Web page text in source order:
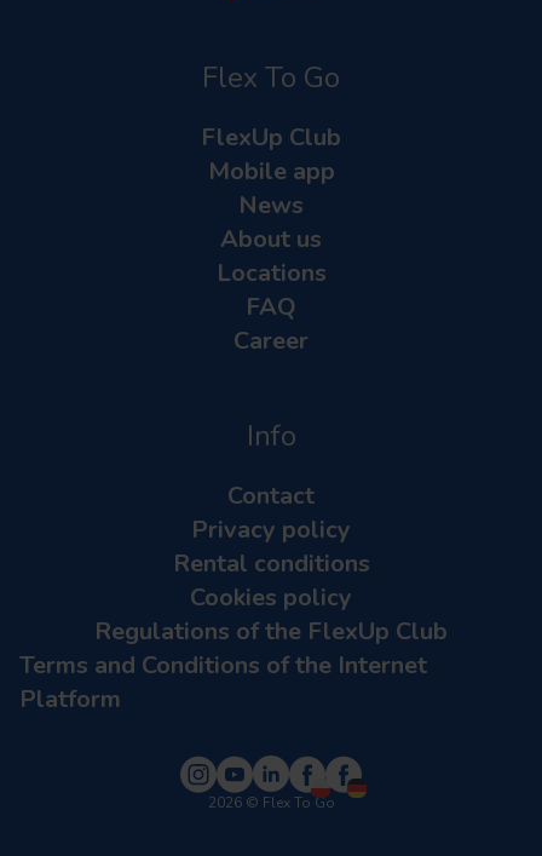
Flex To Go
FlexUp Club
Mobile app
News
About us
Locations
FAQ
Career
Info
Contact
Privacy policy
Rental conditions
Cookies policy
Regulations of the FlexUp Club
Terms and Conditions of the Internet
Platform
2026© Flex To Go